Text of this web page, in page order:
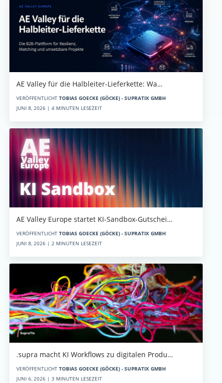
AE Valley für die Halbleiter-Lieferkette: Wa…
VERÖFFENTLICHT TOBIAS GOECKE (GÖCKE) - SUPRATIX GMBH
JUNI 8, 2026 | 4 MINUTEN LESEZEIT
AE Valley Europe startet KI-Sandbox-Gutschei…
VERÖFFENTLICHT TOBIAS GOECKE (GÖCKE) - SUPRATIX GMBH
JUNI 8, 2026 | 2 MINUTEN LESEZEIT
.supra macht KI Workflows zu digitalen Produ…
VERÖFFENTLICHT TOBIAS GOECKE (GÖCKE) - SUPRATIX GMBH
JUNI 6, 2026 | 3 MINUTEN LESEZEIT